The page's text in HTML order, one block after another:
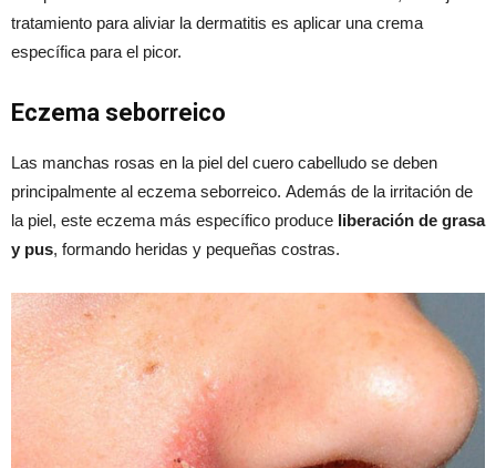
tratamiento para aliviar la dermatitis es aplicar una crema
específica para el picor.
Eczema seborreico
Las manchas rosas en la piel del cuero cabelludo se deben
principalmente al eczema seborreico. Además de la irritación de
la piel, este eczema más específico produce liberación de grasa
y pus, formando heridas y pequeñas costras.